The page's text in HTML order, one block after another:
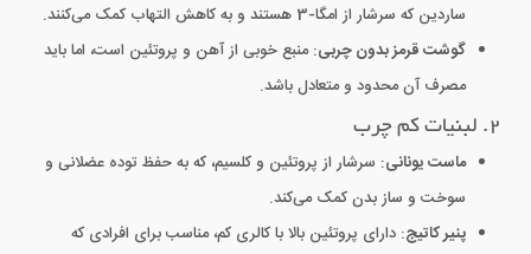
ساردین که سرشار از امگا-3 هستند و به کاهش التهاب کمک می‌کنند.
گوشت قرمز بدون چربی: منبع خوبی از آهن و پروتئین است، اما باید
مصرف آن محدود و متعادل باشد.
2. لبنیات کم چرب
ماست یونانی: سرشار از پروتئین و کلسیم، که به حفظ توده عضلانی و
سوخت و ساز بدن کمک می‌کند.
پنیر کاتیج: دارای پروتئین بالا با کالری کم، مناسب برای افرادی که